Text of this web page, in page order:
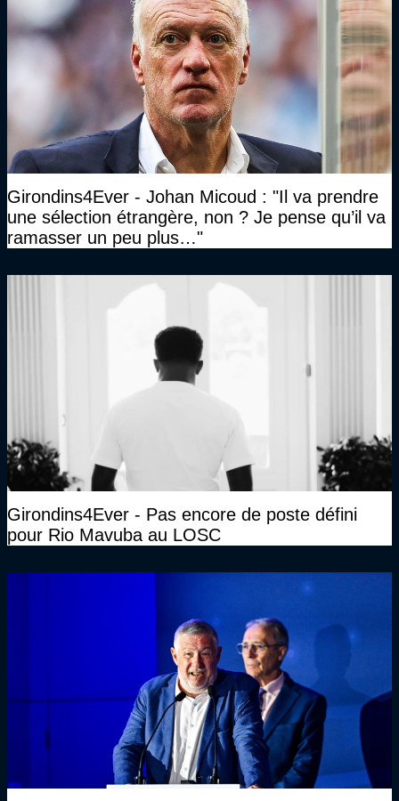
Girondins4Ever - Johan Micoud : "Il va prendre
une sélection étrangère, non ? Je pense qu’il va
ramasser un peu plus…"
Girondins4Ever - Pas encore de poste défini
pour Rio Mavuba au LOSC